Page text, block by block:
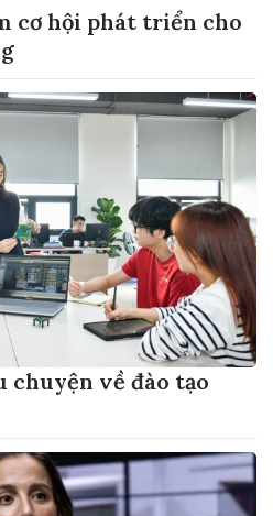
cơ hội phát triển cho
chuyện về đào tạo